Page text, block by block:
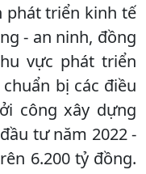
phát triển kinh tế
- an ninh, đồng
vực phát triển
bị các điều
công xây dựng
tư năm 2022 -
6.200 tỷ đồng.